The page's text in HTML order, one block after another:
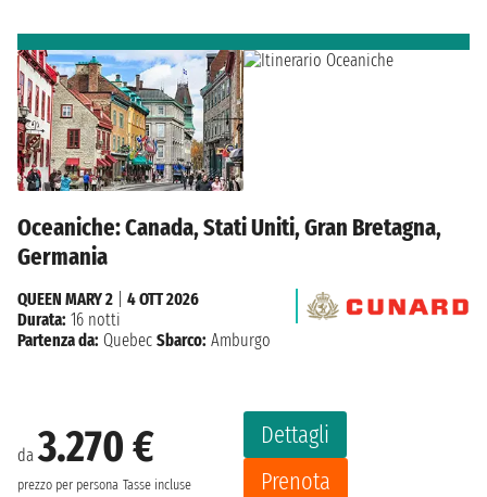
Oceaniche: Canada, Stati Uniti, Gran Bretagna,
Germania
da3.270 €
prezzo per persona Tasse incluse
Dettagli
Prenota
QUEEN MARY 2
4 OTT 2026
Durata: 16 notti
Partenza da: Quebec Sbarco: Amburgo